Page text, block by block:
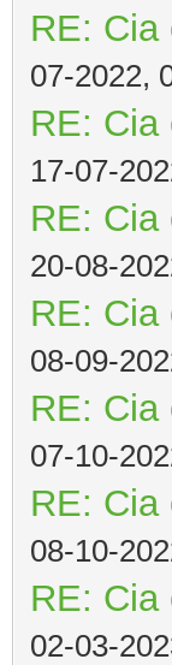
RE: Cia
07-2022,
RE: Cia
17-07-
RE: Cia
20-08-
RE: Cia
08-09-
RE: Cia
07-10-
RE: Cia
08-10-
RE: Cia
02-03-